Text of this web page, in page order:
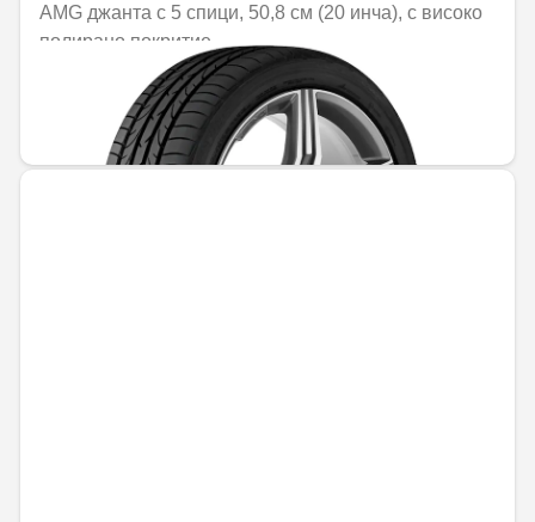
AMG джанта с 5 спици, 50,8 см (20 инча), с високо
полирано покритие
Не е налично онлайн
1470,25 € / 2875,56 лв.